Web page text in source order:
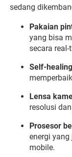
sedang
Pakaian
yang bisa
secara real-
Self-healing
Lensa
resolusi dan
Prosesor
energi yang
mobile.